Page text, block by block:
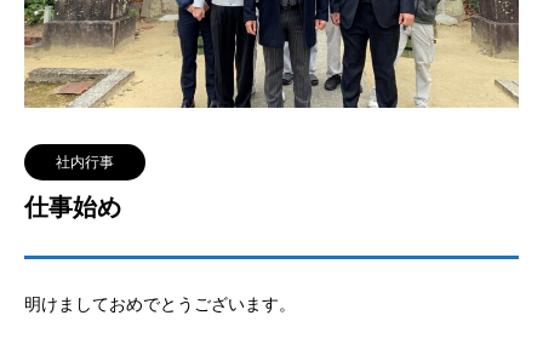
社内行事
仕事始め
明けましておめでとうございます。